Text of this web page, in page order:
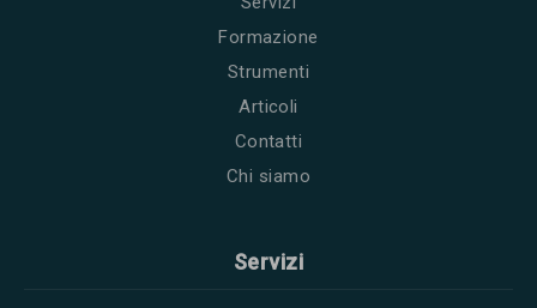
Formazione
Strumenti
Articoli
Contatti
Chi siamo
Servizi